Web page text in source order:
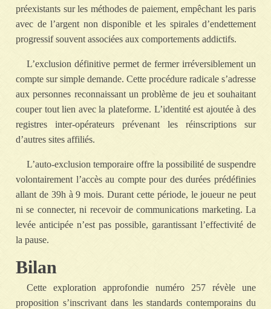
préexistants sur les méthodes de paiement, empêchant les paris
avec de l’argent non disponible et les spirales d’endettement
progressif souvent associées aux comportements addictifs.
L’exclusion définitive permet de fermer irréversiblement un
compte sur simple demande. Cette procédure radicale s’adresse
aux personnes reconnaissant un problème de jeu et souhaitant
couper tout lien avec la plateforme. L’identité est ajoutée à des
registres inter-opérateurs prévenant les réinscriptions sur
d’autres sites affiliés.
L’auto-exclusion temporaire offre la possibilité de suspendre
volontairement l’accès au compte pour des durées prédéfinies
allant de 39h à 9 mois. Durant cette période, le joueur ne peut
ni se connecter, ni recevoir de communications marketing. La
levée anticipée n’est pas possible, garantissant l’effectivité de
la pause.
Bilan
Cette exploration approfondie numéro 257 révèle une
proposition s’inscrivant dans les standards contemporains du